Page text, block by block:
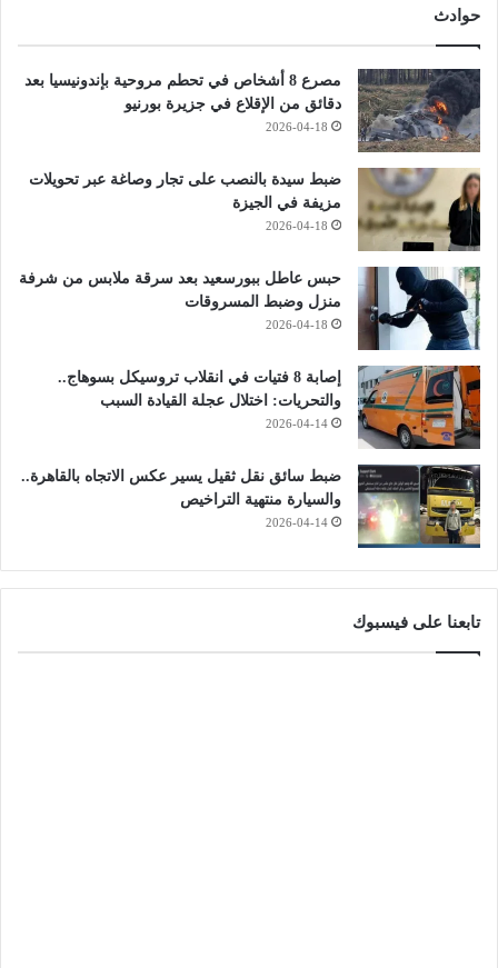
حوادث
مصرع 8 أشخاص في تحطم مروحية بإندونيسيا بعد
دقائق من الإقلاع في جزيرة بورنيو
2026-04-18
ضبط سيدة بالنصب على تجار وصاغة عبر تحويلات
مزيفة في الجيزة
2026-04-18
حبس عاطل ببورسعيد بعد سرقة ملابس من شرفة
منزل وضبط المسروقات
2026-04-18
إصابة 8 فتيات في انقلاب تروسيكل بسوهاج..
والتحريات: اختلال عجلة القيادة السبب
2026-04-14
ضبط سائق نقل ثقيل يسير عكس الاتجاه بالقاهرة..
والسيارة منتهية التراخيص
2026-04-14
تابعنا على فيسبوك